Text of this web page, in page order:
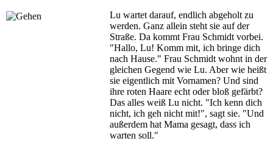
Lu wartet darauf, endlich abgeholt zu
werden. Ganz allein steht sie auf der
Straße. Da kommt Frau Schmidt vorbei.
"Hallo, Lu! Komm mit, ich bringe dich
nach Hause." Frau Schmidt wohnt in der
gleichen Gegend wie Lu. Aber wie heißt
sie eigentlich mit Vornamen? Und sind
ihre roten Haare echt oder bloß gefärbt?
Das alles weiß Lu nicht. "Ich kenn dich
nicht, ich geh nicht mit!", sagt sie. "Und
außerdem hat Mama gesagt, dass ich
warten soll."